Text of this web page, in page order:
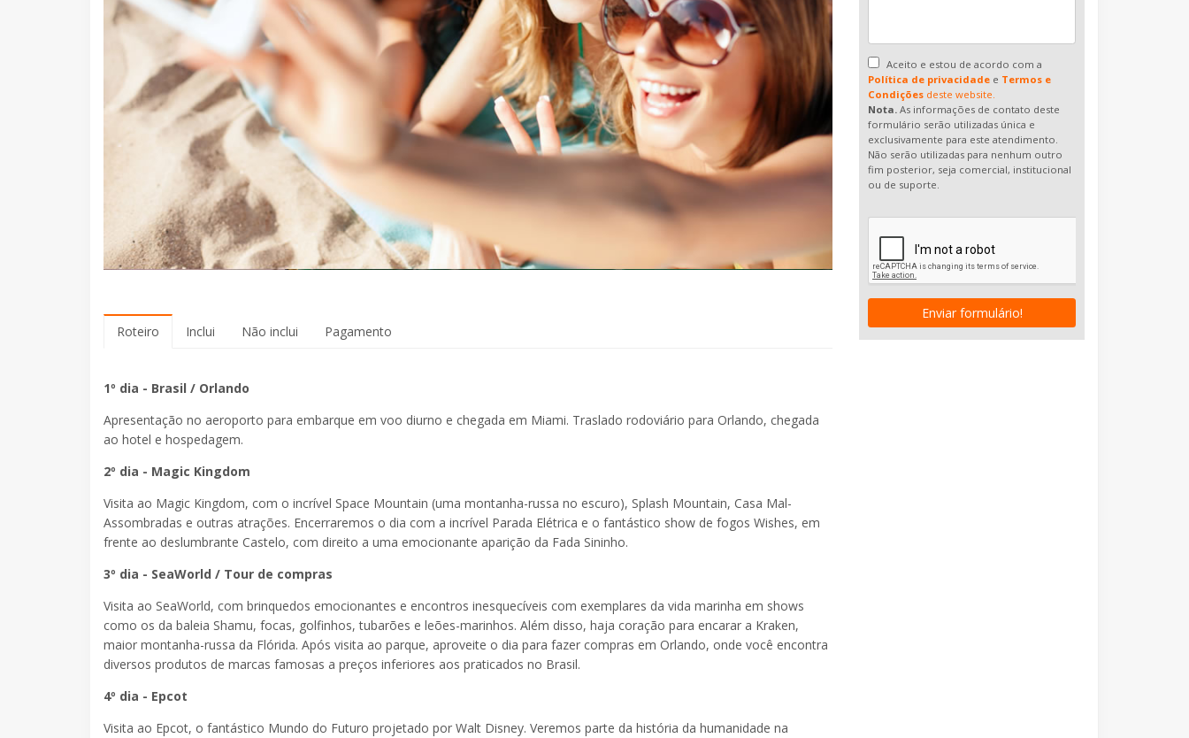
Roteiro Inclui Não inclui Pagamento
1º dia - Brasil / Orlando
Apresentação no aeroporto para embarque em voo diurno e chegada em Miami. Traslado rodoviário para Orlando, chegada
ao hotel e hospedagem.
2º dia - Magic Kingdom
Visita ao Magic Kingdom, com o incrível Space Mountain (uma montanha-russa no escuro), Splash Mountain, Casa Mal-
Assombradas e outras atrações. Encerraremos o dia com a incrível Parada Elétrica e o fantástico show de fogos Wishes, em
frente ao deslumbrante Castelo, com direito a uma emocionante aparição da Fada Sininho.
3º dia - SeaWorld / Tour de compras
Visita ao SeaWorld, com brinquedos emocionantes e encontros inesquecíveis com exemplares da vida marinha em shows
como os da baleia Shamu, focas, golfinhos, tubarões e leões-marinhos. Além disso, haja coração para encarar a Kraken,
maior montanha-russa da Flórida. Após visita ao parque, aproveite o dia para fazer compras em Orlando, onde você encontra
diversos produtos de marcas famosas a preços inferiores aos praticados no Brasil.
4º dia - Epcot
Visita ao Epcot, o fantástico Mundo do Futuro projetado por Walt Disney. Veremos parte da história da humanidade na
Aceito e estou de acordo com a
Política de privacidade e Termos e
Condições deste website.
Nota. As informações de contato deste
formulário serão utilizadas única e
exclusivamente para este atendimento.
Não serão utilizadas para nenhum outro
fim posterior, seja comercial, institucional
ou de suporte.
Enviar formulário!